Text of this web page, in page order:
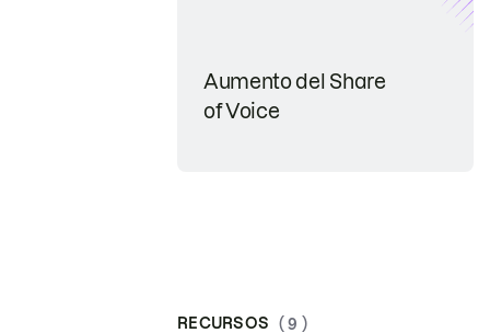
Aumento del Share
of Voice
RECURSOS ( 9 )